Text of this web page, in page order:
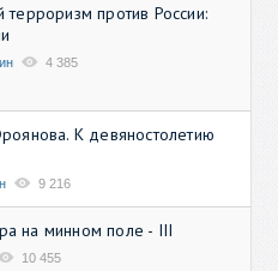
терроризм против России:
4 385
К девяностолетию
9 216
на минном поле - III
10 455